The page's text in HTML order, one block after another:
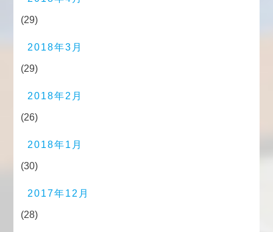
(29)
2018年3月
(29)
2018年2月
(26)
2018年1月
(30)
2017年12月
(28)